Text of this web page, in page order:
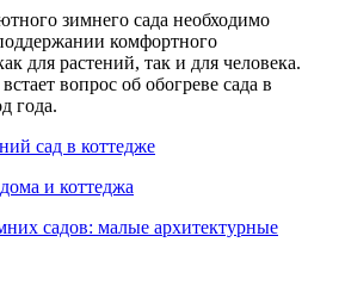
зимнего сада необходимо
комфортного
для растений, так и для человека.
вопрос об обогреве сада в
года.
сад в коттедже
и коттеджа
садов: малые архитектурные